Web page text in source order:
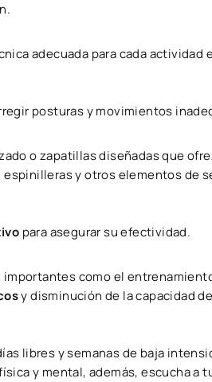
adecuada para cada actividad
posturas y movimientos
o zapatillas diseñadas que
y otros elementos de
para asegurar su efectividad.
como el
y disminución de la capacidad
libres y semanas de baja
y mental, además, escucha a